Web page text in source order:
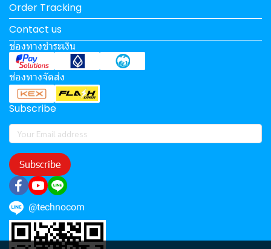
Order Tracking
Contact us
ช่องทางชำระเงิน
ช่องทางจัดส่ง
Subscribe
Subscribe
@technocom